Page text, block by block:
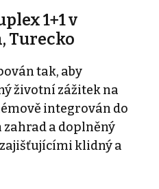
1+1 v
Turecko
tak, aby
životní zážitek na
integrován do
zahrad a doplněný
klidný a